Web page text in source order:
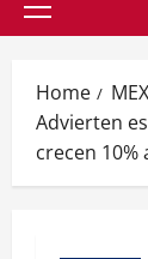
Primary
Home
Advierten
crecen 10%